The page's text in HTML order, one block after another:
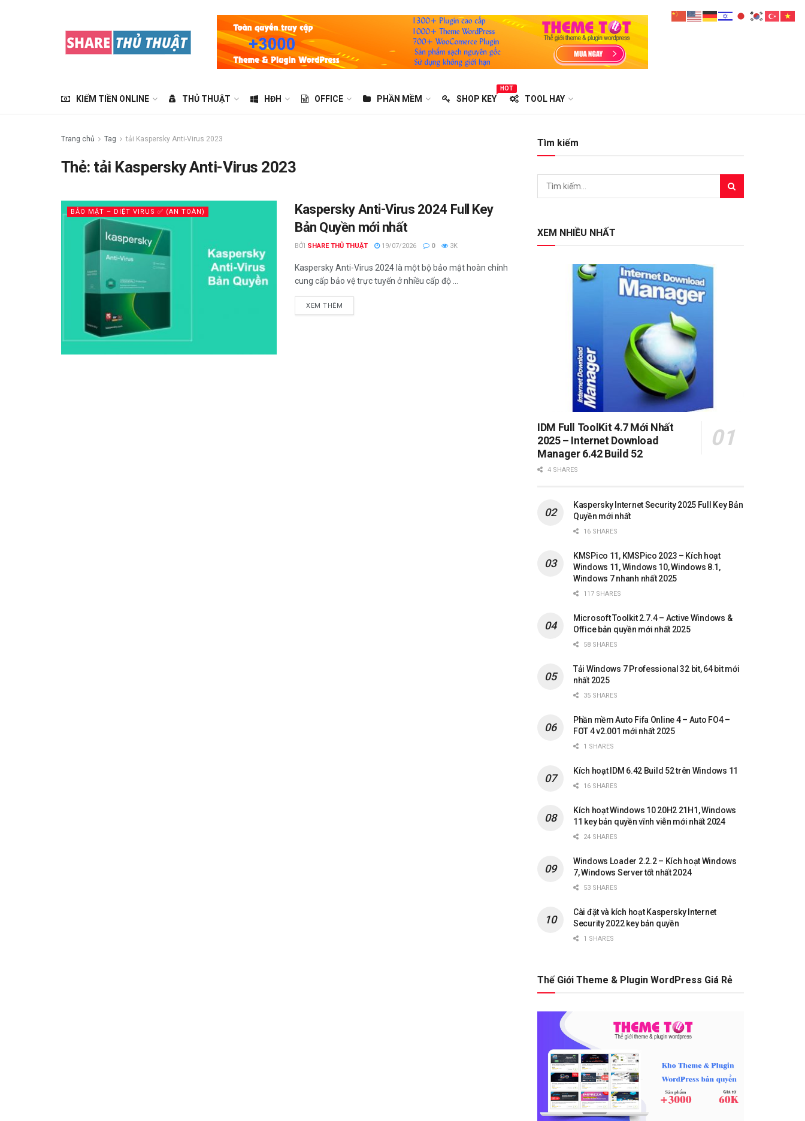
KIẾM TIỀN ONLINE THỦ THUẬT HĐH OFFICE PHẦN MỀM SHOP KEY
HOT
TOOL HAY
Trang chủ Tag tải Kaspersky Anti-Virus 2023
Thẻ: tải Kaspersky Anti-Virus 2023
BẢO MẬT – DIỆT VIRUS ✅ (AN TOÀN)
Kaspersky Anti-Virus 2024 Full Key
Bản Quyền mới nhất
BỞI SHARE THỦ THUẬT 19/07/2026 0 3K
Kaspersky Anti-Virus 2024 là một bộ bảo mật hoàn chỉnh
cung cấp bảo vệ trực tuyến ở nhiều cấp độ ...
XEM THÊM
Tìm kiếm
XEM NHIỀU NHẤT
IDM Full ToolKit 4.7 Mới Nhất
2025 – Internet Download
Manager 6.42 Build 52
4 SHARES
Kaspersky Internet Security 2025 Full Key Bản
Quyền mới nhất
16 SHARES
KMSPico 11, KMSPico 2023 – Kích hoạt
Windows 11, Windows 10, Windows 8.1,
Windows 7 nhanh nhất 2025
117 SHARES
Microsoft Toolkit 2.7.4 – Active Windows &
Office bản quyền mới nhất 2025
58 SHARES
Tải Windows 7 Professional 32 bit, 64 bit mới
nhất 2025
35 SHARES
Phần mềm Auto Fifa Online 4 – Auto FO4 –
FOT 4 v2.001 mới nhất 2025
1 SHARES
Kích hoạt IDM 6.42 Build 52 trên Windows 11
16 SHARES
Kích hoạt Windows 10 20H2 21H1, Windows
11 key bản quyền vĩnh viễn mới nhất 2024
24 SHARES
Windows Loader 2.2.2 – Kích hoạt Windows
7, Windows Server tốt nhất 2024
53 SHARES
Cài đặt và kích hoạt Kaspersky Internet
Security 2022 key bản quyền
1 SHARES
Thế Giới Theme & Plugin WordPress Giá Rẻ